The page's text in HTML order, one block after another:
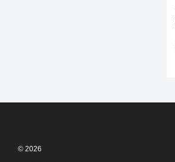
© 2026